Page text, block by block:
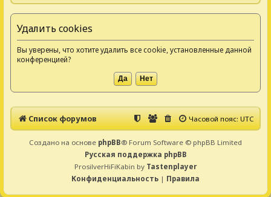
о
Удалить cookies
Вы уверены, что хотите удалить все cookie, установленные данной
конференцией?
Список форумов Часовой пояс:UTC
Создано на основе phpBB® Forum Software © phpBB Limited
Русская поддержка phpBB
ProsilverHiFiKabin by Tastenplayer
Конфиденциальность | Правила